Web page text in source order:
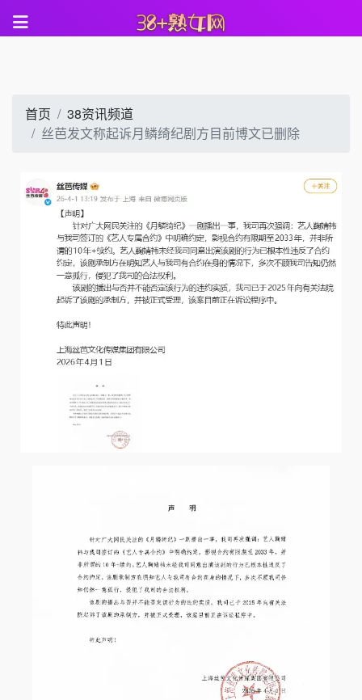
首页
38资讯频道
丝芭发文称起诉月鳞绮纪剧方目前博文已删除